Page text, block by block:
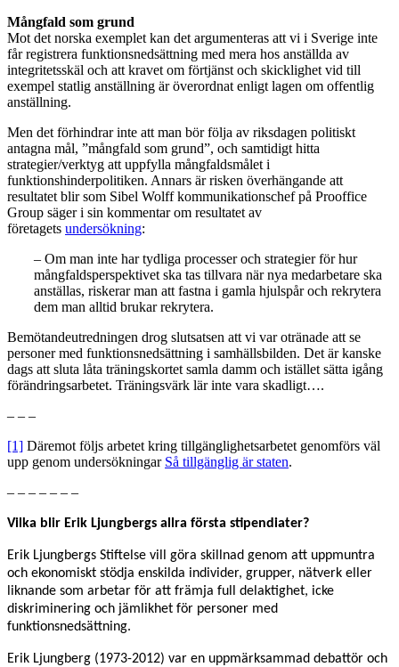
Mångfald som grund
Mot det norska exemplet kan det argumenteras att vi i Sverige inte
får registrera funktionsnedsättning med mera hos anställda av
integritetsskäl och att kravet om förtjänst och skicklighet vid till
exempel statlig anställning är överordnat enligt lagen om offentlig
anställning.
Men det förhindrar inte att man bör följa av riksdagen politiskt
antagna mål, ”mångfald som grund”, och samtidigt hitta
strategier/verktyg att uppfylla mångfaldsmålet i
funktionshinderpolitiken. Annars är risken överhängande att
resultatet blir som Sibel Wolff kommunikationschef på Prooffice
Group säger i sin kommentar om resultatet av
företagets undersökning:
– Om man inte har tydliga processer och strategier för hur
mångfaldsperspektivet ska tas tillvara när nya medarbetare ska
anställas, riskerar man att fastna i gamla hjulspår och rekrytera
dem man alltid brukar rekrytera.
Bemötandeutredningen drog slutsatsen att vi var otränade att se
personer med funktionsnedsättning i samhällsbilden. Det är kanske
dags att sluta låta träningskortet samla damm och istället sätta igång
förändringsarbetet. Träningsvärk lär inte vara skadligt….
– – –
[1] Däremot följs arbetet kring tillgänglighetsarbetet genomförs väl
upp genom undersökningar Så tillgänglig är staten.
– – – – – – –
Vilka blir Erik Ljungbergs allra första stipendiater?
Erik Ljungbergs Stiftelse vill göra skillnad genom att uppmuntra
och ekonomiskt stödja enskilda individer, grupper, nätverk eller
liknande som arbetar för att främja full delaktighet, icke
diskriminering och jämlikhet för personer med
funktionsnedsättning.
Erik Ljungberg (1973-2012) var en uppmärksammad debattör och